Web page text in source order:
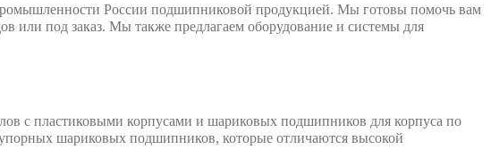
России подшипниковой продукцией. Мы готовы помочь вам
или под заказ. Мы также предлагаем оборудование и системы для
с пластиковыми корпусами и шариковых подшипников для корпуса по
шариковых подшипников, которые отличаются высокой